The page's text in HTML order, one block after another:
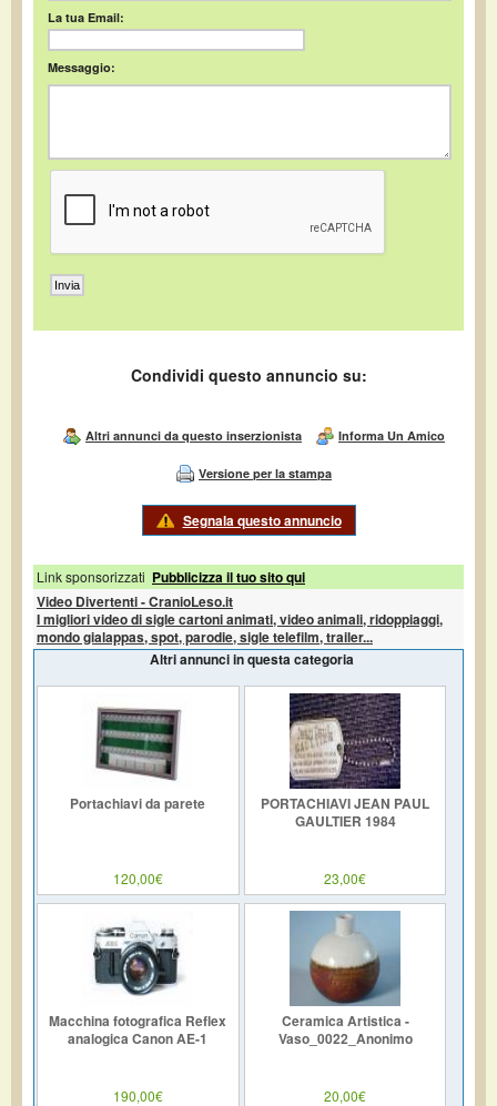
La tua Email:
Messaggio:
Condividi questo annuncio su:
Altri annunci da questo inserzionista Informa Un Amico
Versione per la stampa
Segnala questo annuncio
Link sponsorizzati Pubblicizza il tuo sito qui
Video Divertenti - CranioLeso.it
I migliori video di sigle cartoni animati, video animali, ridoppiaggi,
mondo gialappas, spot, parodie, sigle telefilm, trailer...
Altri annunci in questa categoria
Portachiavi da parete
120,00€
PORTACHIAVI JEAN PAUL
GAULTIER 1984
23,00€
Macchina fotografica Reflex
analogica Canon AE-1
190,00€
Ceramica Artistica -
Vaso_0022_Anonimo
20,00€